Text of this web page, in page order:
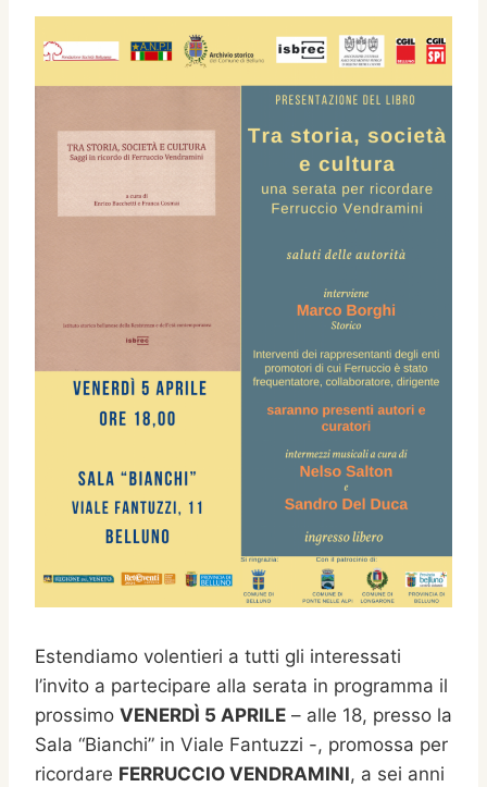
Estendiamo volentieri a tutti gli interessati
l’invito a partecipare alla serata in programma il
prossimo VENERDÌ 5 APRILE – alle 18, presso la
Sala “Bianchi” in Viale Fantuzzi -, promossa per
ricordare FERRUCCIO VENDRAMINI, a sei anni